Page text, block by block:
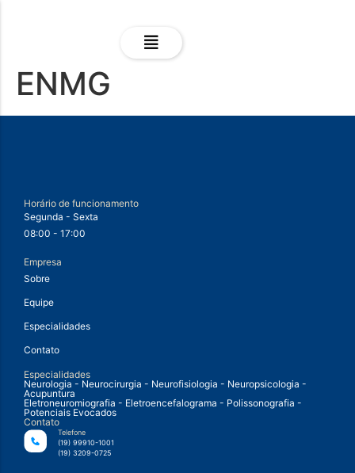
ENMG
Horário de funcionamento
Segunda - Sexta
08:00 - 17:00
Empresa
Sobre
Equipe
Especialidades
Contato
Especialidades
Neurologia - Neurocirurgia - Neurofisiologia - Neuropsicologia -
Acupuntura
Eletroneuromiografia - Eletroencefalograma - Polissonografia -
Potenciais Evocados
Contato
Telefone
(19) 99910-1001
(19) 3209-0725